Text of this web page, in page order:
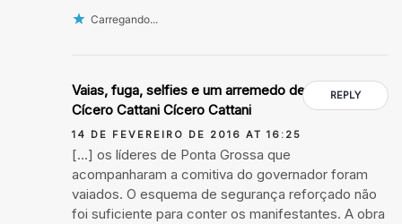
Carregando...
REPLY
Vaias, fuga, selfies e um arremedo de obra -
Cícero Cattani Cícero Cattani
14 DE FEVEREIRO DE 2016 AT 16:25
[…] os líderes de Ponta Grossa que
acompanharam a comitiva do governador foram
vaiados. O esquema de segurança reforçado não
foi suficiente para conter os manifestantes. A obra